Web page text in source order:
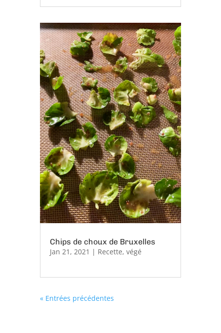
Chips de choux de Bruxelles
Jan 21, 2021 | Recette, végé
« Entrées précédentes